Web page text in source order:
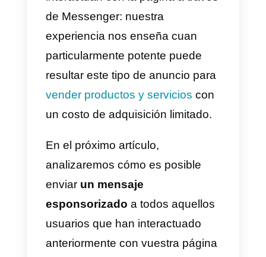
necesario escoger a los
contactos con base en su interés
con respecto al producto /
servicio que estáis ofreciendo
Cuando una persona completa
todas las preguntas, se convierte
en un contacto para tu empresa
puedes continuar la
directamente en Messenger.
Análogamente almódulo para la